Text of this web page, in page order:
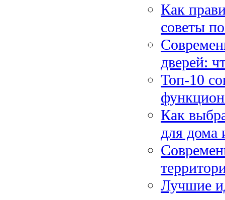
Как
советы
дверей:
Топ-10
Как
для дома
Лучшие